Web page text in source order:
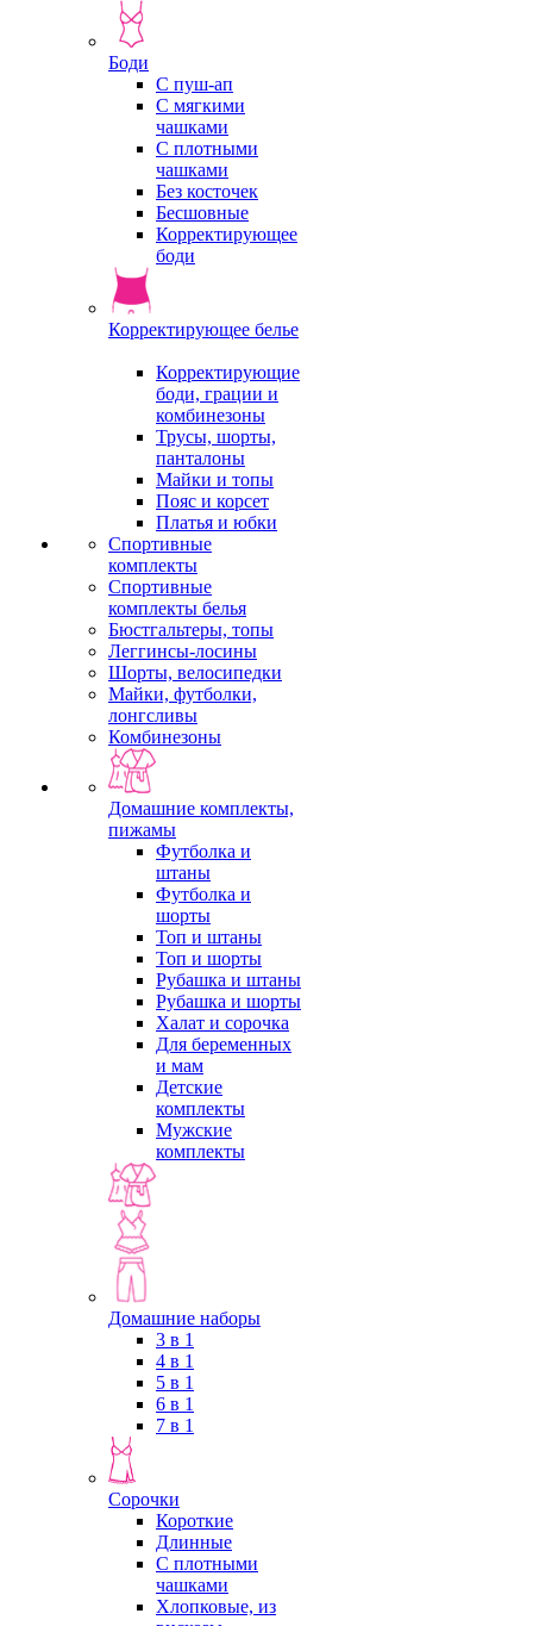
Боди
С пуш-ап
С мягкими
чашками
С плотными
чашками
Без косточек
Бесшовные
Корректирующее
боди
Корректирующее белье
Корректирующие
боди, грации и
комбинезоны
Трусы, шорты,
панталоны
Майки и топы
Пояс и корсет
Платья и юбки
Спортивные
комплекты
Спортивные
комплекты белья
Бюстгальтеры, топы
Леггинсы-лосины
Шорты, велосипедки
Майки, футболки,
лонгсливы
Комбинезоны
Домашние комплекты,
пижамы
Футболка и
штаны
Футболка и
шорты
Топ и штаны
Топ и шорты
Рубашка и штаны
Рубашка и шорты
Халат и сорочка
Для беременных
и мам
Детские
комплекты
Мужские
комплекты
Домашние наборы
3 в 1
4 в 1
5 в 1
6 в 1
7 в 1
Сорочки
Короткие
Длинные
С плотными
чашками
Хлопковые, из